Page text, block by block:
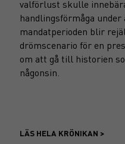
valförlust skulle
handlingsförmåga under
mandatperioden blir
drömscenario för en
om att gå till historien
någonsin.
LÄS HELA KRÖNIKAN >